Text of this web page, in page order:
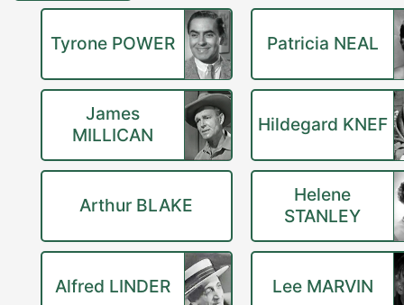
Tyrone POWER Patricia NEAL
James
MILLICAN
Hildegard KNEF
Arthur BLAKE
Helene
STANLEY
Alfred LINDER Lee MARVIN